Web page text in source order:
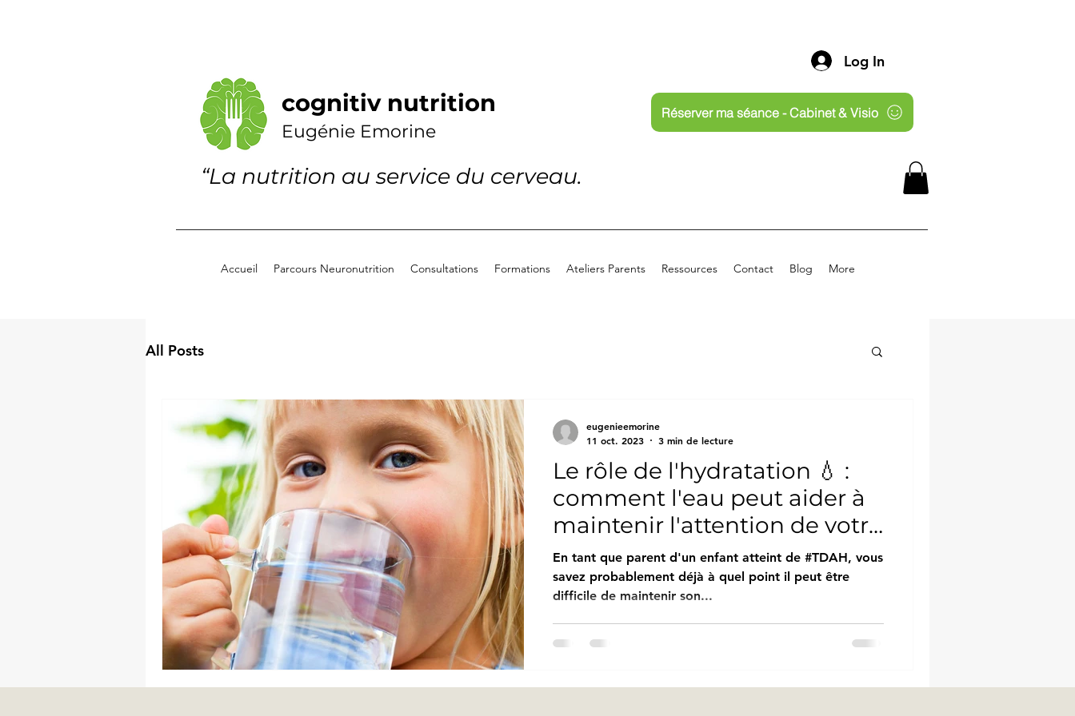
Log In
cognitiv nutrition
Eugénie Emorine
Réserver ma séance - Cabinet & Visio
“La nutrition au service du cerveau.
Accueil Parcours Neuronutrition Consultations Formations Ateliers Parents Ressources Contact Blog More
All Posts
Le rôle de l'hydratation 💧 :
comment l'eau peut aider à
maintenir l'attention de votre
enfant
En tant que parent d'un enfant atteint de #TDAH, vous
savez probablement déjà à quel point il peut être
difficile de maintenir son...
eugenieemorine
11 oct. 2023
3 min de lecture